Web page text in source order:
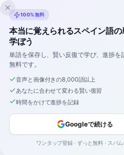
Inklingo
100%無料
本当に覚えられるスペイン語の
学ぼう
単語を保存し、賢い反復で学び、進捗
無料です。
音声と画像付きの8,000語以上
あなたに合わせて変わる賢い復習
時間をかけて進捗を記録
Googleで続ける
ワンタップ登録 · ずっと無料 · スパム